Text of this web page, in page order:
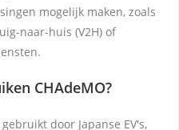
mogelijk maken, zoals
naar-huis (V2H) of
CHAdeMO?
door Japanse EV's,